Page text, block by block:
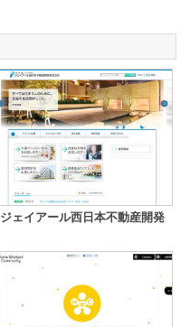
ジェイアール西日本不動産開発